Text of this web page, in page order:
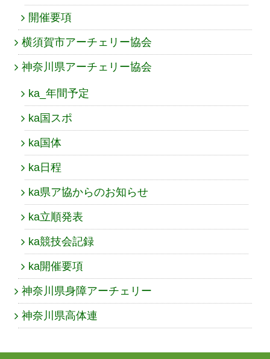
開催要項
横須賀市アーチェリー協会
神奈川県アーチェリー協会
ka_年間予定
ka国スポ
ka国体
ka日程
ka県ア協からのお知らせ
ka立順発表
ka競技会記録
ka開催要項
神奈川県身障アーチェリー
神奈川県高体連